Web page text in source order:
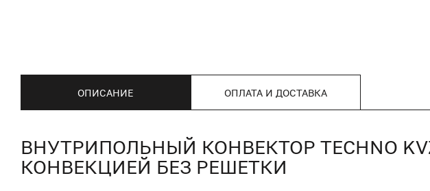
ОПИСАНИЕ ОПЛАТА И ДОСТАВКА
ВНУТРИПОЛЬНЫЙ КОНВЕКТОР TECHNO
КОНВЕКЦИЕЙ БЕЗ РЕШЕТКИ